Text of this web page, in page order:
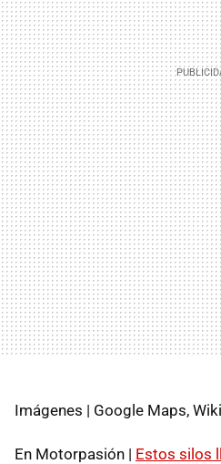
Imágenes | Google Maps,
En Motorpasión | Estos silos